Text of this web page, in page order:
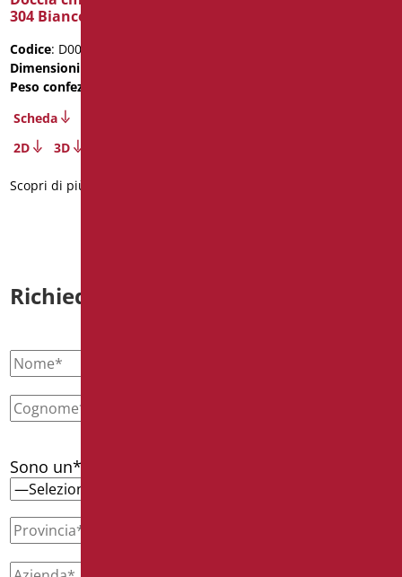
304 Bianco Antibatterico
Codice: D0032B/01
Dimensioni
Peso confezione
Scheda
2D
3D
Scopri di più
Richiedi informazioni
Sono un*